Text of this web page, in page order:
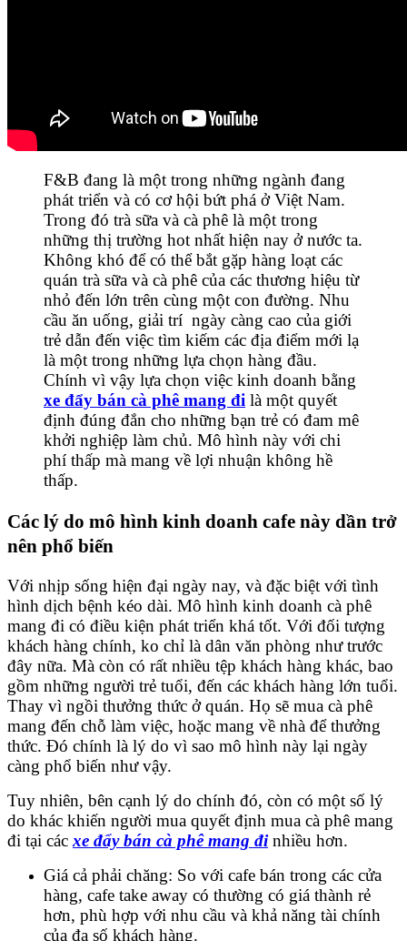
F&B đang là một trong những ngành đang
phát triển và có cơ hội bứt phá ở Việt Nam.
Trong đó trà sữa và cà phê là một trong
những thị trường hot nhất hiện nay ở nước ta.
Không khó để có thể bắt gặp hàng loạt các
quán trà sữa và cà phê của các thương hiệu từ
nhỏ đến lớn trên cùng một con đường. Nhu
cầu ăn uống, giải trí ngày càng cao của giới
trẻ dẫn đến việc tìm kiếm các địa điểm mới lạ
là một trong những lựa chọn hàng đầu.
Chính vì vậy lựa chọn việc kinh doanh bằng
xe đẩy bán cà phê mang đi là một quyết
định đúng đắn cho những bạn trẻ có đam mê
khởi nghiệp làm chủ. Mô hình này với chi
phí thấp mà mang về lợi nhuận không hề
thấp.
Các lý do mô hình kinh doanh cafe này dần trở
nên phổ biến
Với nhịp sống hiện đại ngày nay, và đặc biệt với tình
hình dịch bệnh kéo dài. Mô hình kinh doanh cà phê
mang đi có điều kiện phát triển khá tốt. Với đối tượng
khách hàng chính, ko chỉ là dân văn phòng như trước
đây nữa. Mà còn có rất nhiều tệp khách hàng khác, bao
gồm những người trẻ tuổi, đến các khách hàng lớn tuổi.
Thay vì ngồi thưởng thức ở quán. Họ sẽ mua cà phê
mang đến chỗ làm việc, hoặc mang về nhà để thưởng
thức. Đó chính là lý do vì sao mô hình này lại ngày
càng phổ biến như vậy.
Tuy nhiên, bên cạnh lý do chính đó, còn có một số lý
do khác khiến người mua quyết định mua cà phê mang
đi tại các xe đẩy bán cà phê mang đinhiều hơn.
Giá cả phải chăng: So với cafe bán trong các cửa
hàng, cafe take away có thường có giá thành rẻ
hơn, phù hợp với nhu cầu và khả năng tài chính
của đa số khách hàng.